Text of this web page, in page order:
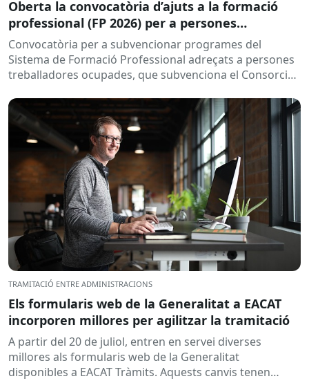
Oberta la convocatòria d’ajuts a la formació
professional (FP 2026) per a persones
treballadores ocupades
Convocatòria per a subvencionar programes del
Sistema de Formació Professional adreçats a persones
treballadores ocupades, que subvenciona el Consorci
TRAMITACIÓ ENTRE ADMINISTRACIONS
Els formularis web de la Generalitat a EACAT
incorporen millores per agilitzar la tramitació
A partir del 20 de juliol, entren en servei diverses
millores als formularis web de la Generalitat
disponibles a EACAT Tràmits. Aquests canvis tenen